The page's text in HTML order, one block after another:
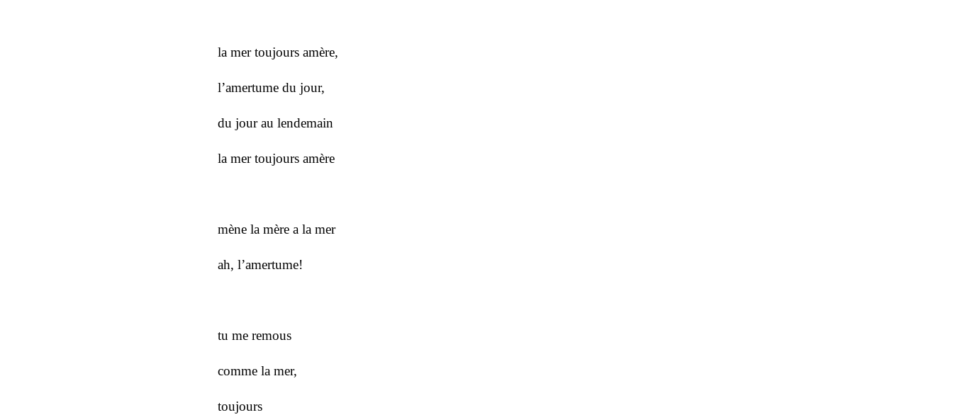
la mer toujours amère,
l’amertume du jour,
du jour au lendemain
la mer toujours amère
mène la mère a la mer
ah, l’amertume!
tu me remous
comme la mer,
toujours